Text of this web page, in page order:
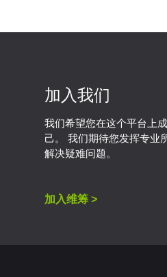
加入我们
我们希望您在这个平台上
己。 我们期待您发挥专业
解决疑难问题。
加入维筹 >